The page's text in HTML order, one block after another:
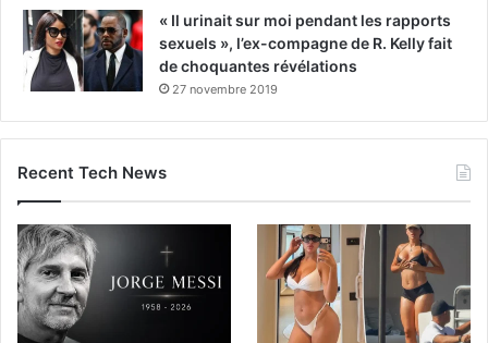
« Il urinait sur moi pendant les rapports
sexuels », l’ex-compagne de R. Kelly fait
de choquantes révélations
27 novembre 2019
Recent Tech News